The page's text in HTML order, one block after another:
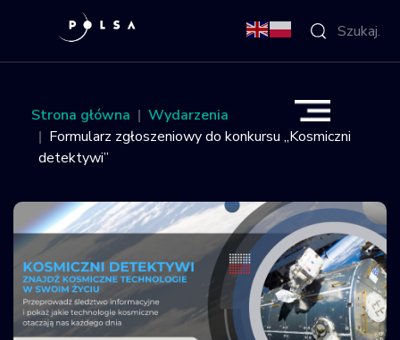
O Agencji
Aktywności
Misja IGNIS
NSIS
Sektor
Strona główna
Wydarzenia
Formularz zgłoszeniowy do konkursu „Kosmiczni
detektywi”